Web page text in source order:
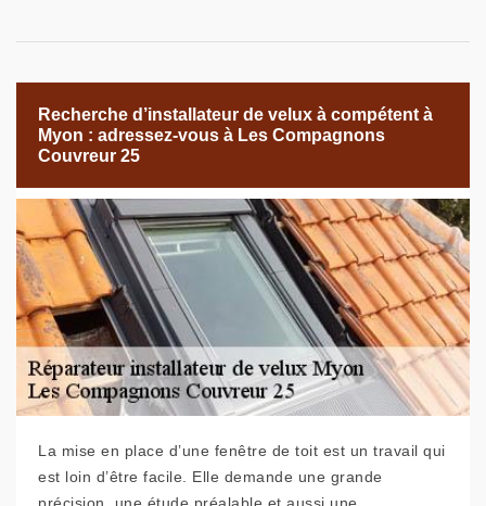
Recherche d’installateur de velux à compétent à
Myon : adressez-vous à Les Compagnons
Couvreur 25
La mise en place d’une fenêtre de toit est un travail qui
est loin d’être facile. Elle demande une grande